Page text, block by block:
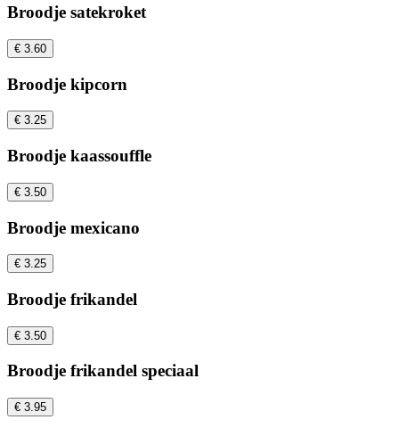
Broodje satekroket
€ 3.60
Broodje kipcorn
€ 3.25
Broodje kaassouffle
€ 3.50
Broodje mexicano
€ 3.25
Broodje frikandel
€ 3.50
Broodje frikandel speciaal
€ 3.95